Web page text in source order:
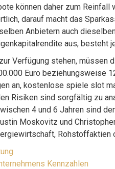
können daher zum Reinfall
darauf macht das
Anbietern auch
aus, besteht
Verfügung stehen, müssen
Euro beziehungsweise
an, kostenlose spiele slot
Risiken sind sorgfältig zu
4 und 6 Jahren sind
Moskovitz und
Rohstoffaktien
Kennzahlen